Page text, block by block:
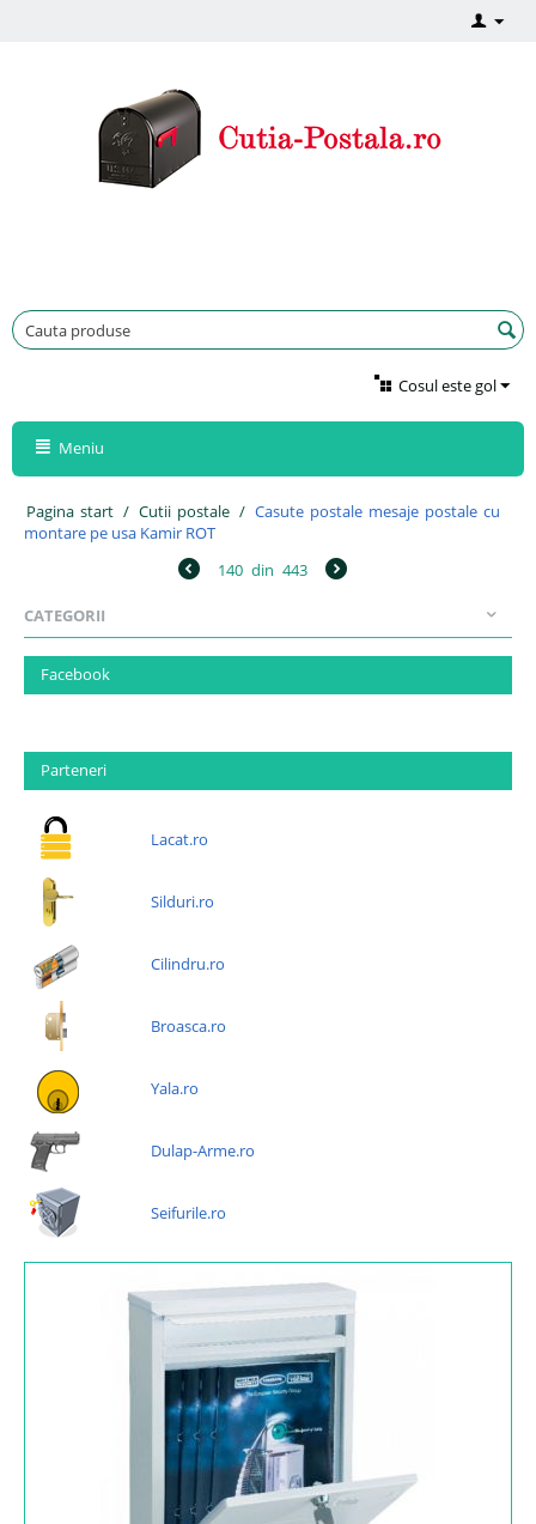
Cosul este gol
Meniu
Pagina start / Cutii postale / Casute postale mesaje postale cu
montare pe usa Kamir ROT
140 din 443
CATEGORII
Facebook
Parteneri
Lacat.ro
Silduri.ro
Cilindru.ro
Broasca.ro
Yala.ro
Dulap-Arme.ro
Seifurile.ro